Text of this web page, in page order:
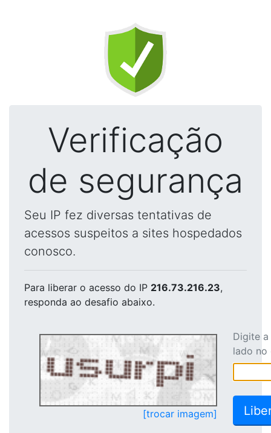
Verificação
de segurança
Seu IP fez diversas tentativas de
acessos suspeitos a sites hospedados
conosco.
Para liberar o acesso do IP 216.73.216.23,
responda ao desafio abaixo.
[trocar imagem]
Digite
lado no